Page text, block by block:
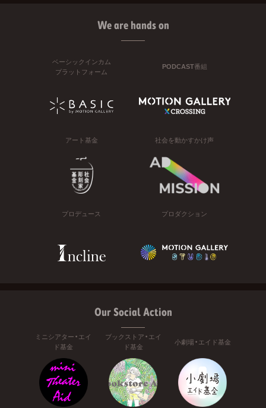
We are hands on
ベーシックインカム
プラットフォーム
PODCAST番組
アート基金 社会を動かすかけ声
プロデュース プロダクション
Our Social Action
ミニシアター・エイ
ド基金
ブックストア・エイ
ド基金
小劇場・エイド基金